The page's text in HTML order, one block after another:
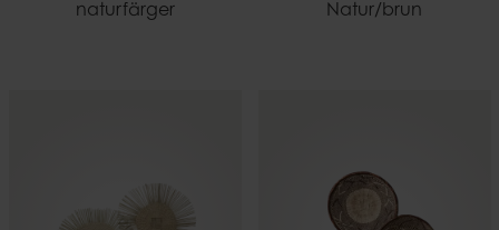
naturfärger
Natur/brun